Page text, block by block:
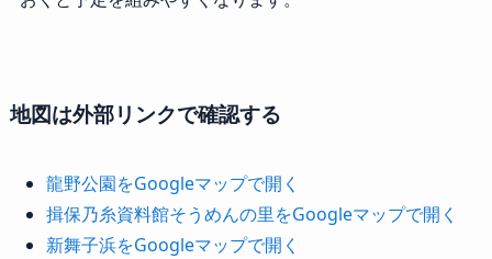
地図は外部リンクで確認する
龍野公園をGoogleマップで開く
揖保乃糸資料館そうめんの里をGoogleマップで開く
新舞子浜をGoogleマップで開く